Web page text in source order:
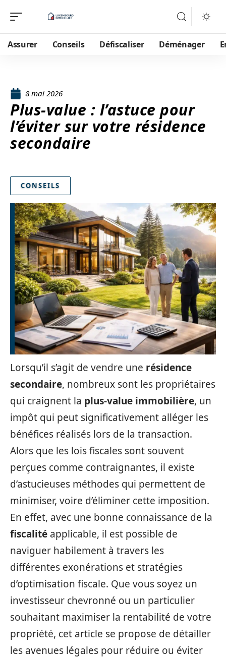
Assurer Conseils Défiscaliser Déménager
8 mai 2026
Plus-value : l’astuce pour
l’éviter sur votre résidence
secondaire
CONSEILS
Lorsqu’il s’agit de vendre une résidence
secondaire, nombreux sont les propriétaires
qui craignent la plus-value immobilière, un
impôt qui peut significativement alléger les
bénéfices réalisés lors de la transaction.
Alors que les lois fiscales sont souvent
perçues comme contraignantes, il existe
d’astucieuses méthodes qui permettent de
minimiser, voire d’éliminer cette imposition.
En effet, avec une bonne connaissance de la
fiscalité applicable, il est possible de
naviguer habilement à travers les
différentes exonérations et stratégies
d’optimisation fiscale. Que vous soyez un
investisseur chevronné ou un particulier
souhaitant maximiser la rentabilité de votre
propriété, cet article se propose de détailler
les avenues légales pour réduire ou éviter